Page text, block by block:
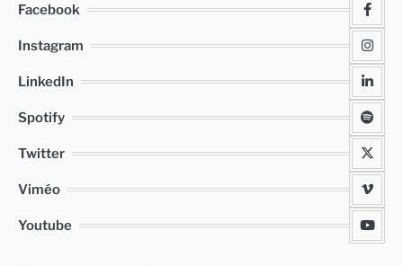
Facebook
Instagram
LinkedIn
Spotify
Twitter
Viméo
Youtube